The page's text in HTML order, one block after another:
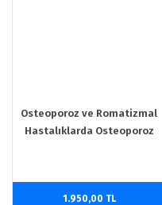
Osteoporoz ve Romatizmal
Hastalıklarda Osteoporoz
1.950,00 TL